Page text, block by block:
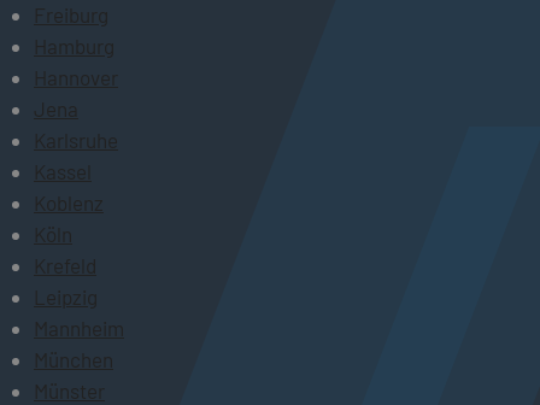
Freiburg
Hamburg
Hannover
Jena
Karlsruhe
Kassel
Koblenz
Köln
Krefeld
Leipzig
Mannheim
München
Münster